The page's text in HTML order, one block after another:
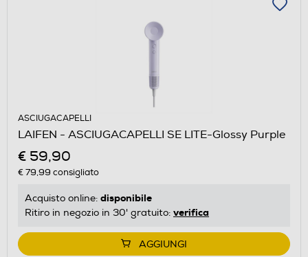
ASCIUGACAPELLI
LAIFEN - ASCIUGACAPELLI SE LITE-Glossy Purple
€ 59,90
€ 79,99 consigliato
Acquisto online: disponibile
Ritiro in negozio in 30' gratuito: verifica
AGGIUNGI